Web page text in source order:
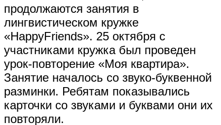
продолжаются занятия в
лингвистическом кружке
«HappyFriends». 25 октября с
участниками кружка был проведен
урок-повторение «Моя квартира».
Занятие началось со звуко-буквенной
разминки. Ребятам показывались
карточки со звуками и буквами они их
повторяли.